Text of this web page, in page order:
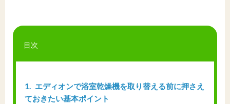
目次
1
エディオンで浴室乾燥機を取り替える前に押さえ
ておきたい基本ポイント